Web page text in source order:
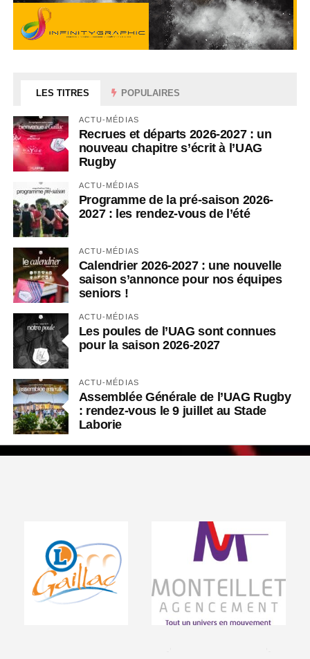
LES TITRES POPULAIRES
ACTU-MÉDIAS
Recrues et départs 2026-2027 : un
nouveau chapitre s’écrit à l’UAG
Rugby
ACTU-MÉDIAS
Programme de la pré-saison 2026-
2027 : les rendez-vous de l’été
ACTU-MÉDIAS
Calendrier 2026-2027 : une nouvelle
saison s’annonce pour nos équipes
seniors !
ACTU-MÉDIAS
Les poules de l’UAG sont connues
pour la saison 2026-2027
ACTU-MÉDIAS
Assemblée Générale de l’UAG Rugby
: rendez-vous le 9 juillet au Stade
Laborie